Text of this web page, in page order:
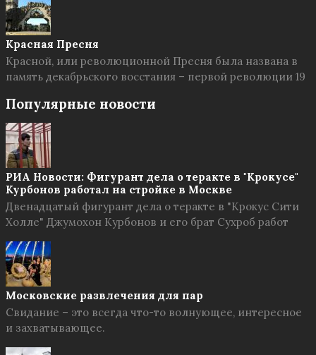
Красная Пресня
Красной, или революционной Пресня была названа в
память декабрьского восстания – первой революции 19
Популярные новости
РИА Новости: Фигурант дела о теракте в "Крокусе"
Курбонов работал на стройке в Москве
Двенадцатый фигурант дела о теракте в "Крокус Сити
Холле" Джумохон Курбонов и его брат Сухроб работ
Московские развлечения для пар
Свидание – это всегда что-то волнующее, интересное
и захватывающее.